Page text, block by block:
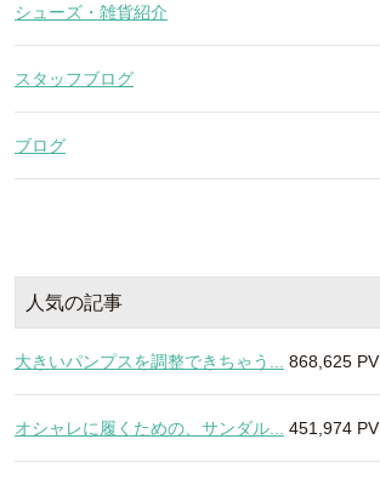
シューズ・雑貨紹介
スタッフブログ
ブログ
人気の記事
大きいパンプスを調整できちゃう... 868,625 PV
オシャレに履くための、サンダル... 451,974 PV